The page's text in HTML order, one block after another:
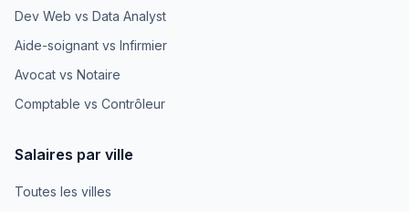
Dev Web vs Data Analyst
Aide-soignant vs Infirmier
Avocat vs Notaire
Comptable vs Contrôleur
Salaires par ville
Toutes les villes